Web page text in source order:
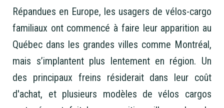
Répandues en Europe, les usagers de vélos-cargo
familiaux ont commencé à faire leur apparition au
Québec dans les grandes villes comme Montréal,
mais s’implantent plus lentement en région. Un
des principaux freins résiderait dans leur coût
d'achat, et plusieurs modèles de vélos cargos